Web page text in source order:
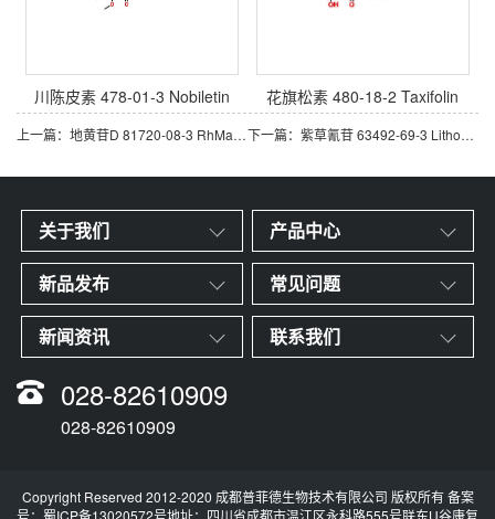
川陈皮素 478-01-3 Nobiletin 花旗松素 480-18-2 Taxifolin
上一篇：地黄苷D 81720-08-3 RhMannioside D 下一篇：紫草氰苷 63492-69-3 Lithospermoside
关于我们 产品中心
新品发布 常见问题
新闻资讯 联系我们
028-82610909
028-82610909
Copyright Reserved 2012-2020 成都普菲德生物技术有限公司 版权所有 备案